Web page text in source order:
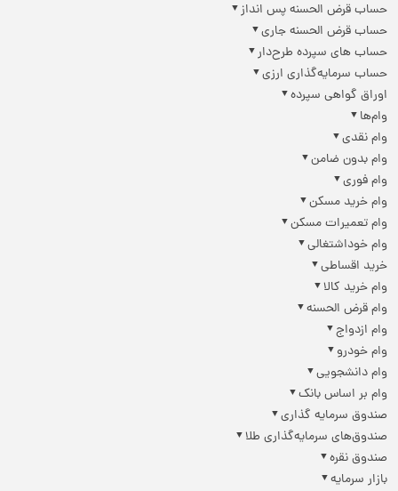
حساب قرض الحسنه پس انداز
حساب قرض الحسنه جاری
حساب های سپرده طرح‌دار
حساب سرمایه‌گذاری ارزی
اوراق گواهی سپرده
وام‌ها
وام نقدی
وام بدون ضامن
وام فوری
وام خرید مسکن
وام تعمیرات مسکن
وام خوداشتغالی
خرید اقساطی
وام خرید کالا
وام قرض الحسنه
وام ازدواج
وام خودرو
وام دانشجویی
وام بر اساس بانک
صندوق سرمایه گذاری
صندوق‌های سرمایه‌گذاری طلا
صندوق نقره
بازار سرمایه